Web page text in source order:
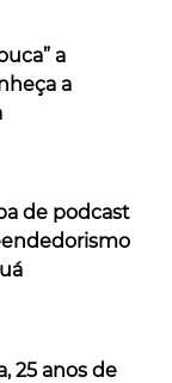
a
a
de podcast
25 anos de